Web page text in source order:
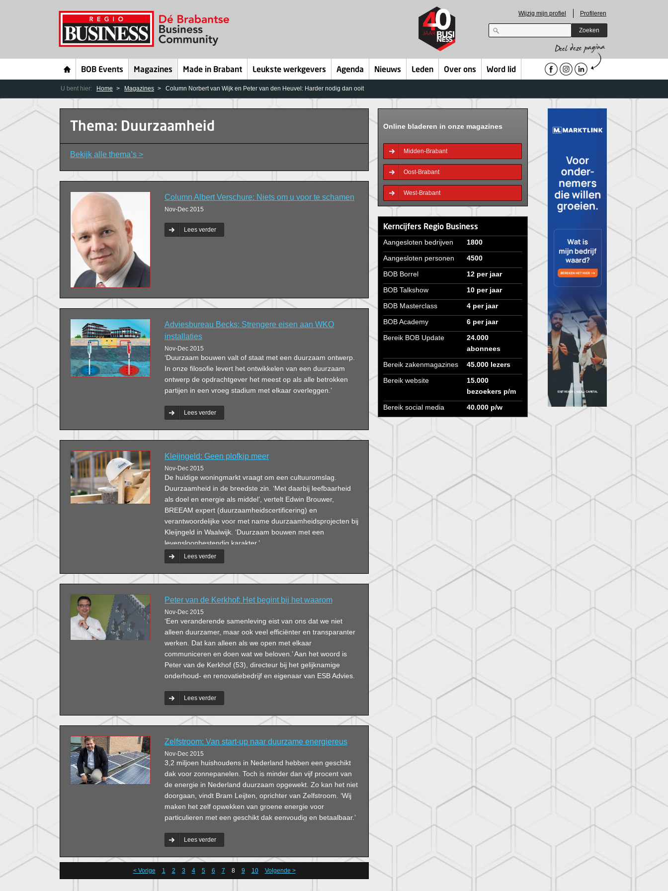
Wijzig mijn profiel Profileren
Zoeken
BOB Events Magazines Made in Brabant Leukste werkgevers Agenda Nieuws Leden Over ons Word lid
U bent hier: Home Magazines Column Norbert van Wijk en Peter van den Heuvel: Harder nodig dan ooit
Thema: Duurzaamheid
Bekijk alle thema’s >
Column Albert Verschure: Niets om u voor te schamen
Nov-Dec 2015
Lees verder
Adviesbureau Becks: Strengere eisen aan WKO
installaties
Nov-Dec 2015
‘Duurzaam bouwen valt of staat met een duurzaam ontwerp.
In onze filosofie levert het ontwikkelen van een duurzaam
ontwerp de opdrachtgever het meest op als alle betrokken
partijen in een vroeg stadium met elkaar overleggen.’
Lees verder
Kleijngeld: Geen plofkip meer
Nov-Dec 2015
De huidige woningmarkt vraagt om een cultuuromslag.
Duurzaamheid in de breedste zin. ‘Met daarbij leefbaarheid
als doel en energie als middel’, vertelt Edwin Brouwer,
BREEAM expert (duurzaamheidscertificering) en
verantwoordelijke voor met name duurzaamheidsprojecten bij
Kleijngeld in Waalwijk. ‘Duurzaam bouwen met een
levensloopbestendig karakter.’
Lees verder
Peter van de Kerkhof: Het begint bij het waarom
Nov-Dec 2015
‘Een veranderende samenleving eist van ons dat we niet
alleen duurzamer, maar ook veel efficiënter en transparanter
werken. Dat kan alleen als we open met elkaar
communiceren en doen wat we beloven.’ Aan het woord is
Peter van de Kerkhof (53), directeur bij het gelijknamige
onderhoud- en renovatiebedrijf en eigenaar van ESB Advies.
Lees verder
Zelfstroom: Van start-up naar duurzame energiereus
Nov-Dec 2015
3,2 miljoen huishoudens in Nederland hebben een geschikt
dak voor zonnepanelen. Toch is minder dan vijf procent van
de energie in Nederland duurzaam opgewekt. Zo kan het niet
doorgaan, vindt Bram Leijten, oprichter van Zelfstroom. ‘Wij
maken het zelf opwekken van groene energie voor
particulieren met een geschikt dak eenvoudig en betaalbaar.’
Lees verder
< Vorige 1 2 3 4 5 6 7 8 9 10 Volgende >
Online bladeren in onze magazines
Midden-Brabant
Oost-Brabant
West-Brabant
Kerncijfers Regio Business
Aangesloten bedrijven
1800
Aangesloten personen
4500
BOB Borrel
12 per jaar
BOB Talkshow
10 per jaar
BOB Masterclass
4 per jaar
BOB Academy
6 per jaar
Bereik BOB Update
24.000
abonnees
Bereik zakenmagazines
45.000 lezers
Bereik website
15.000
bezoekers p/m
Bereik social media
40.000 p/w